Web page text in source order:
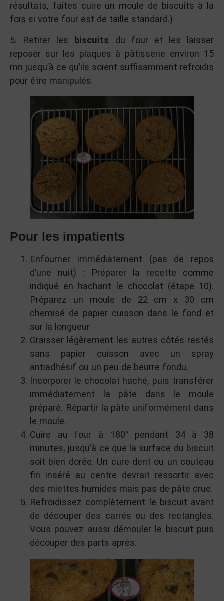
résultats, faites cuire un moule de biscuits à la
fois si votre four est de taille standard.)
5. Retirer les biscuits du four et les laisser
reposer sur les plaques à pâtisserie environ 15
mn jusqu’à ce qu’ils soient suffisamment refroidis
pour être manipulés.
Pour les impatients
Enfourner immédiatement (pas de repos
d’une nuit) : Préparer la recette comme
indiqué en hachant le chocolat (étape 10).
Préparez un moule de 22 cm x 30 cm
chemisé de papier cuisson dans le fond et
sur la longueur.
Graisser légèrement les autres côtés restés
sans papier cuisson avec un spray
antiadhésif ou un peu de beurre fondu.
Incorporer le chocolat haché, puis transférer
immédiatement la pâte dans le moule
préparé. Répartir la pâte uniformément dans
le moule.
Cuire au four à 180° pendant 34 à 38
minutes, jusqu’à ce que la surface du biscuit
soit bien dorée. Un cure-dent ou un couteau
fin inséré au centre devrait ressortir avec
des miettes humides mais pas de pâte crue.
Refroidissez complètement le biscuit avant
de découper des carrés ou des rectangles.
Vous pouvez aussi démouler le biscuit puis
découper des parts après.